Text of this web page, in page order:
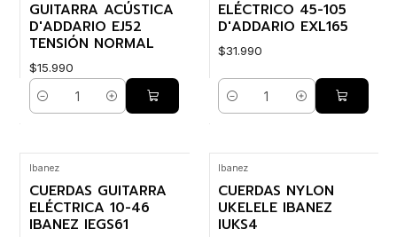
GUITARRA ACÚSTICA
D'ADDARIO EJ52
TENSIÓN NORMAL
$15.990
Cantidad
ELÉCTRICO 45-105
D'ADDARIO EXL165
$31.990
Cantidad
Ibanez
CUERDAS GUITARRA
ELÉCTRICA 10-46
IBANEZ IEGS61
Ibanez
CUERDAS NYLON
UKELELE IBANEZ
IUKS4